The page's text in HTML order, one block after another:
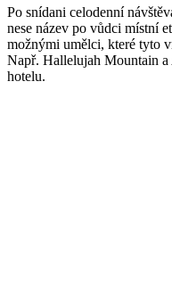
Po snídani celodenní
nese název po vůdci místní
možnými umělci, které tyto
Např. Hallelujah Mountain
hotelu.